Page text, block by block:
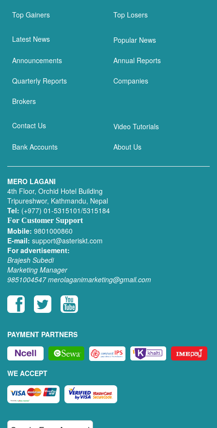
Top Gainers Top Losers
Latest News Popular News
Announcements Annual Reports
Quarterly Reports Companies
Brokers
Contact Us Video Tutorials
Bank Accounts About Us
MERO LAGANI
4th Floor, Orchid Hotel Building
Tripureshwor, Kathmandu, Nepal
Tel: (+977) 01-5315101/5315184
For Customer Support
Mobile: 9801000860
E-mail: support@asteriskt.com
For advertisement:
Brajesh Subedi
Marketing Manager
9851004547 merolaganimarketing@gmail.com
PAYMENT PARTNERS
WE ACCEPT